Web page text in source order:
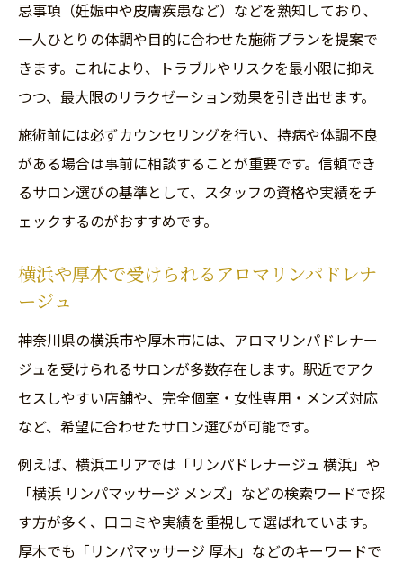
忌事項（妊娠中や皮膚疾患など）などを熟知しており、
一人ひとりの体調や目的に合わせた施術プランを提案で
きます。これにより、トラブルやリスクを最小限に抑え
つつ、最大限のリラクゼーション効果を引き出せます。
施術前には必ずカウンセリングを行い、持病や体調不良
がある場合は事前に相談することが重要です。信頼でき
るサロン選びの基準として、スタッフの資格や実績をチ
ェックするのがおすすめです。
横浜や厚木で受けられるアロマリンパドレナ
ージュ
神奈川県の横浜市や厚木市には、アロマリンパドレナー
ジュを受けられるサロンが多数存在します。駅近でアク
セスしやすい店舗や、完全個室・女性専用・メンズ対応
など、希望に合わせたサロン選びが可能です。
例えば、横浜エリアでは「リンパドレナージュ 横浜」や
「横浜 リンパマッサージ メンズ」などの検索ワードで探
す方が多く、口コミや実績を重視して選ばれています。
厚木でも「リンパマッサージ 厚木」などのキーワードで